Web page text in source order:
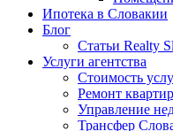
Ипотека в Словакии
Блог
Статьи Realty
Услуги агентства
Стоимость
Ремонт
Управление
Трансфер